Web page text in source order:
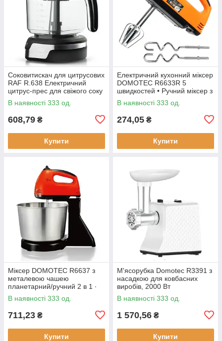
Соковитискач для цитрусових
RAF R.638 Електричний
цитрус-прес для свіжого соку
В наявності 333 од.
608,79 ₴
Купити
Електричний кухонний міксер
DOMOTEC R6633R 5
швидкостей • Ручний міксер з
насадками для збивання та
замішування тіста
В наявності 333 од.
274,05 ₴
Купити
Міксер DOMOTEC R6637 з
металевою чашею
планетарний/ручний 2 в 1 ∙
Червоний/білий/
помаранчевий
В наявності 333 од.
711,23 ₴
Купити
М'ясорубка Domotec R3391 з
насадкою для ковбасних
виробів, 2000 Вт
В наявності 333 од.
1 570,56 ₴
Купити